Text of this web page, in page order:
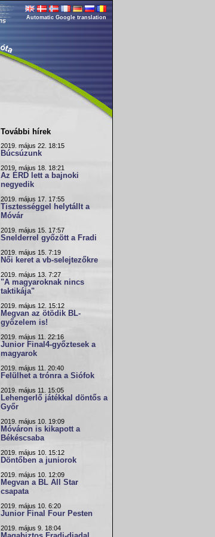
Automatic Google translation
További hírek
2019. május 22. 18:15
Búcsúzunk
2019. május 18. 18:21
Az ÉRD lett a bajnoki
negyedik
2019. május 17. 17:55
Tisztességgel helytállt a
Móvár
2019. május 15. 17:57
Snelderrel győzött a Fradi
2019. május 15. 7:19
Női keret a vb-selejtezőkre
2019. május 13. 7:27
"A magyaroknak nincs
taktikája"
2019. május 12. 15:12
Megvan az ötödik BL-
győzelem is!
2019. május 11. 22:16
Junior Final4-győztesek a
magyarok
2019. május 11. 20:40
Felülhet a trónra a Siófok
2019. május 11. 15:05
Lehengerlő játékkal döntős a
Győr
2019. május 10. 19:09
Móváron is kikapott a
Békéscsaba
2019. május 10. 15:12
Döntőben a juniorok
2019. május 10. 12:09
Megvan a BL All Star
csapata
2019. május 10. 6:20
Junior Final Four Pesten
2019. május 9. 18:04